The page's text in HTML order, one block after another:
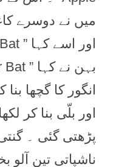
ميں نے دوسرے
انگور کا گچھا
اور بلّی بنا کر
پڑھتی گئی ۔
ناشپاتی تين آلو